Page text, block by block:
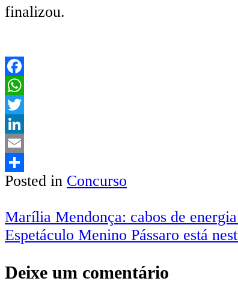
finalizou.
Facebook
WhatsApp
Twitter
LinkedIn
Email
Share
Posted in Concurso
Navegação
de
Post
Marília Mendonça: cabos de
Espetáculo Menino Pássaro está
Deixe um comentário